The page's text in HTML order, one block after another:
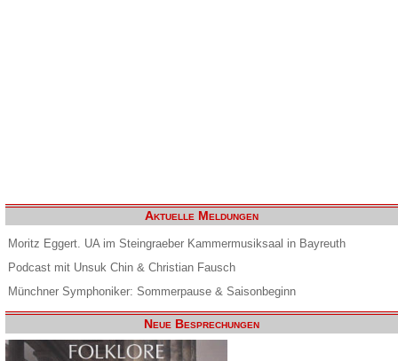
Aktuelle Meldungen
Moritz Eggert. UA im Steingraeber Kammermusiksaal in Bayreuth
Podcast mit Unsuk Chin & Christian Fausch
Münchner Symphoniker: Sommerpause & Saisonbeginn
Neue Besprechungen